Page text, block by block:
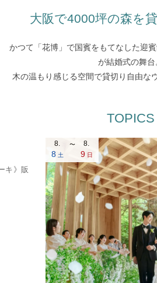
大阪で4000坪の森を
かつて「花博」で国賓をもてなした迎
が結婚式の舞台
木の温もり感じる空間で貸切り自由な
TOPICS
キ》販
8.
8土
8.
9日